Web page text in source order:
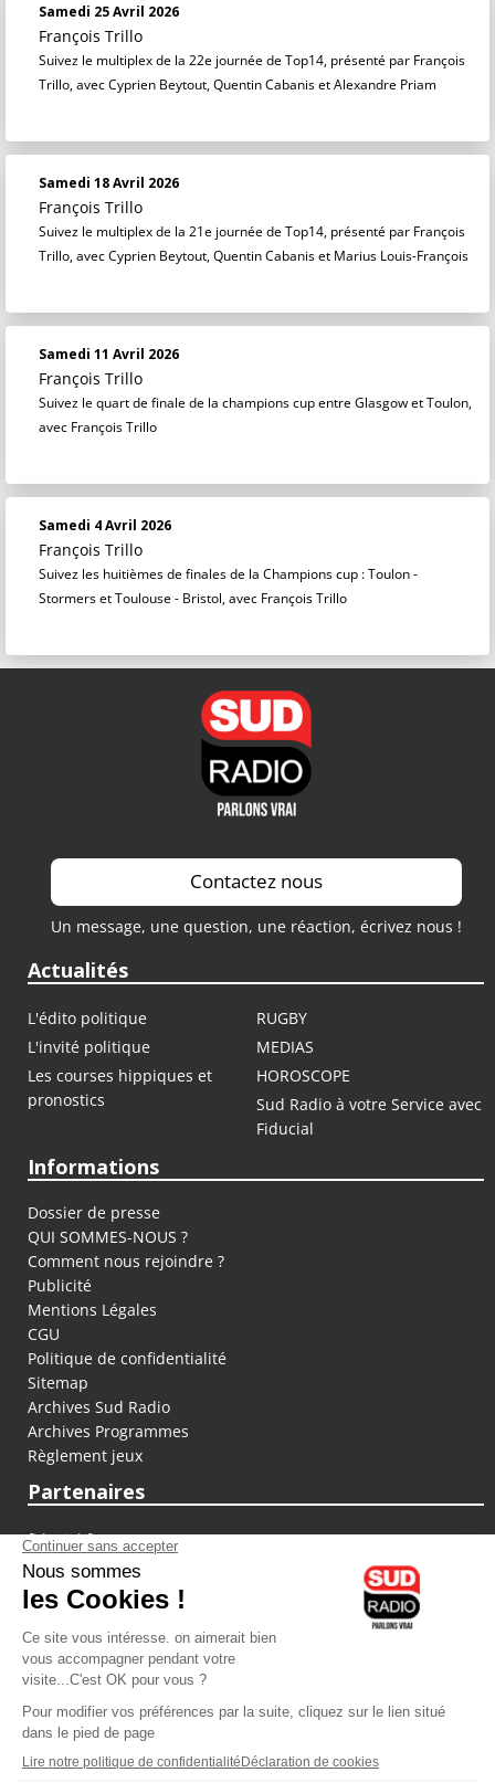
Samedi 25 Avril 2026
François Trillo
Suivez le multiplex de la 22e journée de Top14, présenté par François
Trillo, avec Cyprien Beytout, Quentin Cabanis et Alexandre Priam
Samedi 18 Avril 2026
François Trillo
Suivez le multiplex de la 21e journée de Top14, présenté par François
Trillo, avec Cyprien Beytout, Quentin Cabanis et Marius Louis-François
Samedi 11 Avril 2026
François Trillo
Suivez le quart de finale de la champions cup entre Glasgow et Toulon,
avec François Trillo
Samedi 4 Avril 2026
François Trillo
Suivez les huitièmes de finales de la Champions cup : Toulon -
Stormers et Toulouse - Bristol, avec François Trillo
Contactez nous
Un message, une question, une réaction, écrivez nous !
Actualités
L'édito politique
RUGBY
L'invité politique
MEDIAS
Les courses hippiques et
pronostics
HOROSCOPE
Sud Radio à votre Service avec
Fiducial
Informations
Dossier de presse
QUI SOMMES-NOUS ?
Comment nous rejoindre ?
Publicité
Mentions Légales
CGU
Politique de confidentialité
Sitemap
Archives Sud Radio
Archives Programmes
Règlement jeux
Partenaires
fiducial.fr
lyoncapitale.fr
olympique-et-lyonnais.com
L'application Iphone / Android
Téléchargez l'application
Les cookies